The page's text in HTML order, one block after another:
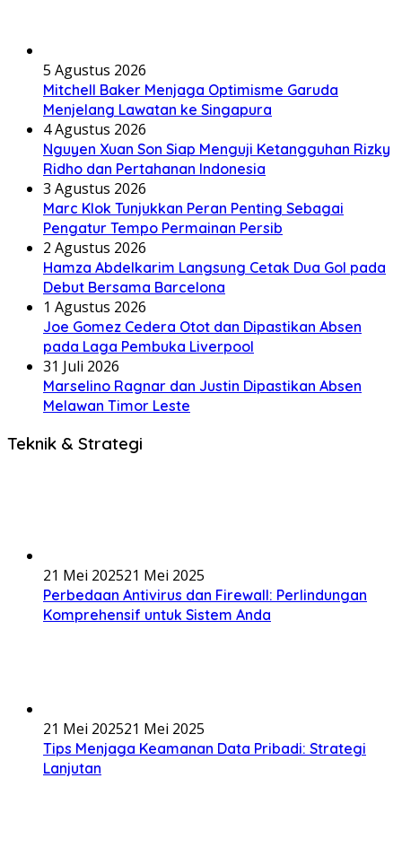
5 Agustus 2026
Mitchell Baker Menjaga Optimisme Garuda
Menjelang Lawatan ke Singapura
4 Agustus 2026
Nguyen Xuan Son Siap Menguji Ketangguhan Rizky
Ridho dan Pertahanan Indonesia
3 Agustus 2026
Marc Klok Tunjukkan Peran Penting Sebagai
Pengatur Tempo Permainan Persib
2 Agustus 2026
Hamza Abdelkarim Langsung Cetak Dua Gol pada
Debut Bersama Barcelona
1 Agustus 2026
Joe Gomez Cedera Otot dan Dipastikan Absen
pada Laga Pembuka Liverpool
31 Juli 2026
Marselino Ragnar dan Justin Dipastikan Absen
Melawan Timor Leste
Teknik & Strategi
21 Mei 202521 Mei 2025
Perbedaan Antivirus dan Firewall: Perlindungan
Komprehensif untuk Sistem Anda
21 Mei 202521 Mei 2025
Tips Menjaga Keamanan Data Pribadi: Strategi
Lanjutan